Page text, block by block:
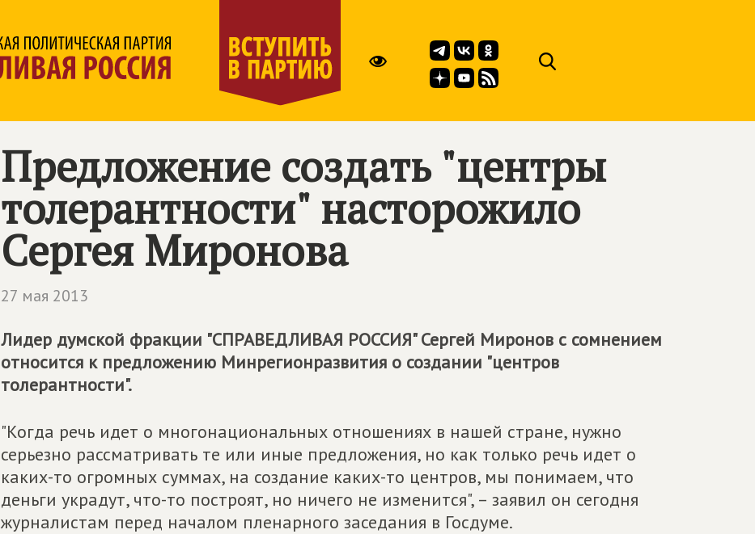
Предложение создать "центры
толерантности" насторожило
Сергея Миронова
27 мая 2013
Лидер думской фракции "СПРАВЕДЛИВАЯ РОССИЯ" Сергей Миронов с сомнением
относится к предложению Минрегионразвития о создании "центров
толерантности".
"Когда речь идет о многонациональных отношениях в нашей стране, нужно
серьезно рассматривать те или иные предложения, но как только речь идет о
каких-то огромных суммах, на создание каких-то центров, мы понимаем, что
деньги украдут, что-то построят, но ничего не изменится", – заявил он сегодня
журналистам перед началом пленарного заседания в Госдуме.